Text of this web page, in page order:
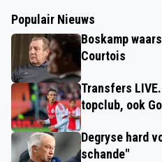
Populair Nieuws
Boskamp
Courtois
Transfers
topclub, ook
Degryse hard
schande"